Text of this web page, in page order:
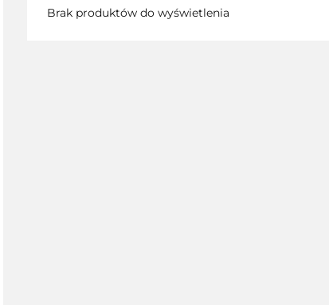
Brak produktów do wyświetlenia